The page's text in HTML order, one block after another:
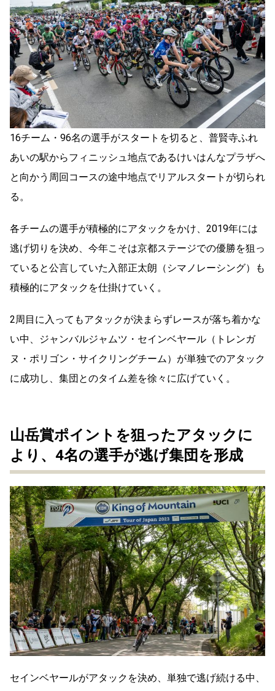
16チーム・96名の選手がスタートを切ると、普賢寺ふれ
あいの駅からフィニッシュ地点であるけいはんなプラザへ
と向かう周回コースの途中地点でリアルスタートが切られ
る。
各チームの選手が積極的にアタックをかけ、2019年には
逃げ切りを決め、今年こそは京都ステージでの優勝を狙っ
ていると公言していた入部正太朗（シマノレーシング）も
積極的にアタックを仕掛けていく。
2周目に入ってもアタックが決まらずレースが落ち着かな
い中、ジャンバルジャムツ・セインベヤール（トレンガ
ヌ・ポリゴン・サイクリングチーム）が単独でのアタック
に成功し、集団とのタイム差を徐々に広げていく。
山岳賞ポイントを狙ったアタックに
より、4名の選手が逃げ集団を形成
セインベヤールがアタックを決め、単独で逃げ続ける中、